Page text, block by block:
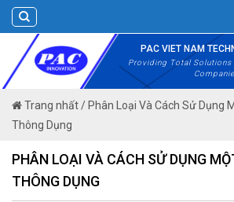
Skip
to
content
PAC VIET NAM
Providing Total Solutions
Trang nhất/ Phân Loại Và Cách Sử Dụng
Thông Dụng
PHÂN LOẠI VÀ CÁCH SỬ DỤNG
THÔNG DỤNG